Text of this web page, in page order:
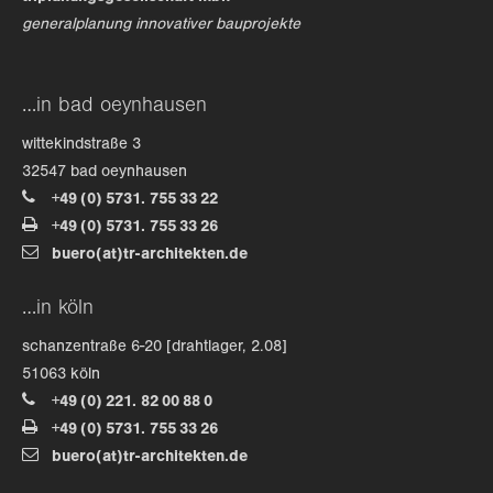
generalplanung innovativer bauprojekte
…in bad oeynhausen
wittekindstraße 3
32547 bad oeynhausen
+49 (0) 5731. 755 33 22
+49 (0) 5731. 755 33 26
buero(at)tr-architekten.de
…in köln
schanzentraße 6-20 [drahtlager, 2.08]
51063 köln
+49 (0) 221. 82 00 88 0
+49 (0) 5731. 755 33 26
buero(at)tr-architekten.de